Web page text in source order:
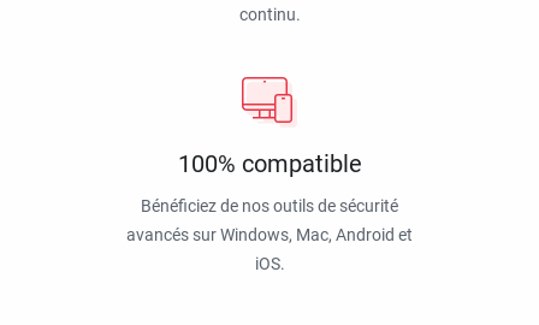
continu.
100% compatible
Bénéficiez de nos outils de sécurité
avancés sur Windows, Mac, Android et
iOS.